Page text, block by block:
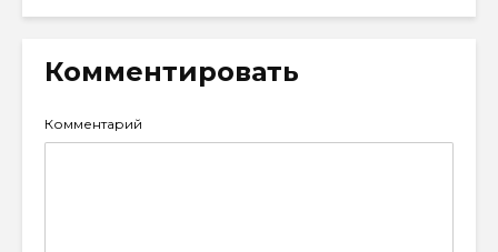
Комментировать
Комментарий